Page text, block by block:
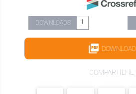
DOWNLOADS 1
DOWNLOAD
COMPARTILHE